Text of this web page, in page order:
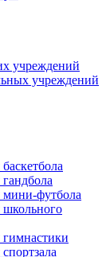
учреждений
учреждений
футбола